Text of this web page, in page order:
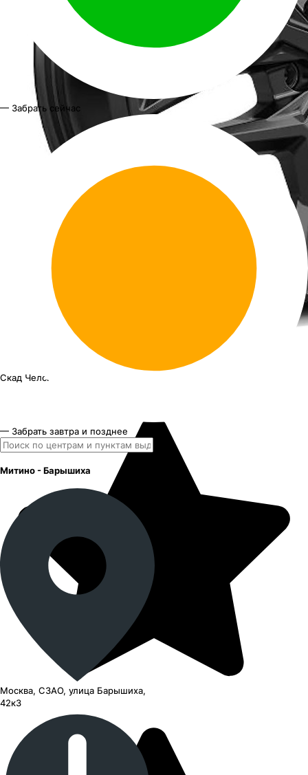
Скад Челси
— Забрать сейчас
— Забрать завтра и позднее
Митино - Барышиха
Москва, СЗАО, улица Барышиха,
42к3